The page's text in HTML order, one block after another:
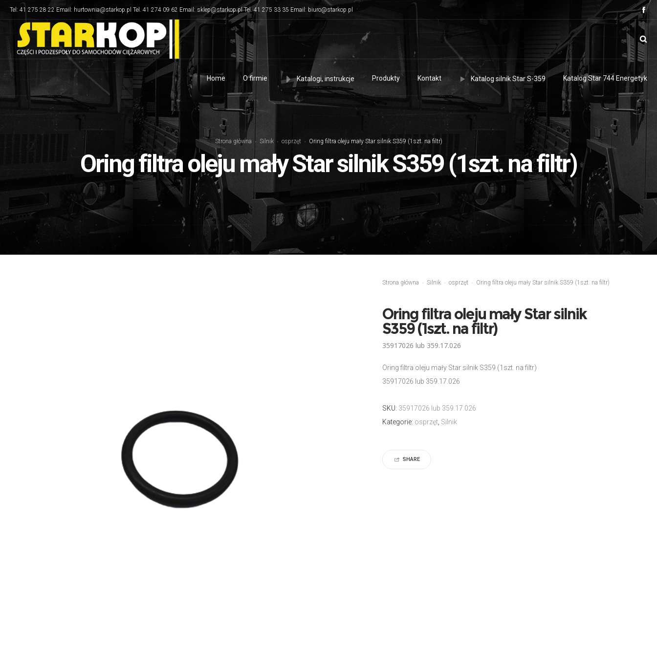
Tel: 41 275 28 22 Email: hurtownia@starkop.pl Tel. 41 274 09 62 Email: sklep@starkop.pl Tel. 41 275 33 35 Email: biuro@starkop.pl
Home O firmie Katalogi, instrukcje Produkty Kontakt Katalog silnik Star S-359 Katalog Star 744 Energetyk
Strona główna Silnik osprzęt Oring filtra oleju mały Star silnik S359 (1szt. na filtr)
Oring filtra oleju mały Star silnik S359 (1szt. na filtr)
Strona główna Silnik osprzęt Oring filtra oleju mały Star silnik S359 (1szt. na filtr)
Oring filtra oleju mały Star silnik
S359 (1szt. na filtr)
35917026 lub 359.17.026
Oring filtra oleju mały Star silnik S359 (1szt. na filtr)
35917026 lub 359.17.026
SKU: 35917026 lub 359.17.026
Kategorie: osprzęt, Silnik
SHARE